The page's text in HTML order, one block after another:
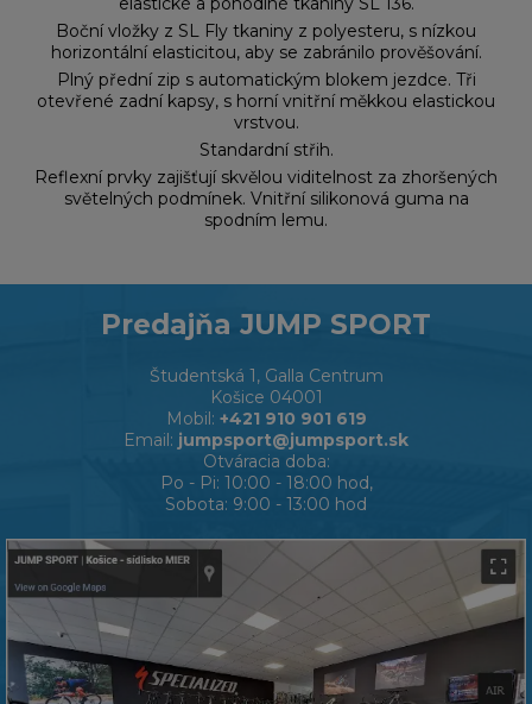
Boční vložky z SL Fly tkaniny z polyesteru, s nízkou
horizontální elasticitou, aby se zabránilo prověšování.
Plný přední zip s automatickým blokem jezdce. Tři
otevřené zadní kapsy, s horní vnitřní měkkou elastickou
vrstvou.
Standardní střih.
Reflexní prvky zajišťují skvělou viditelnost za zhoršených
světelných podmínek. Vnitřní silikonová guma na
spodním lemu.
Predajňa JUMP SPORT
Študentská 1, Galla Centrum
Košice 04001
Mobil: +421 910 901 619
Email: jumpsport@jumpsport.sk
Otváracia doba:
Po - Pi: 10:00 - 18:00 hod,
Sobota: 9:00 - 13:00 hod